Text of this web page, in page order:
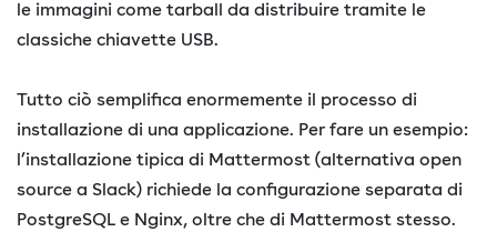
le immagini come tarball da distribuire tramite le
classiche chiavette USB.
Tutto ciò semplifica enormemente il processo di
installazione di una applicazione. Per fare un esempio:
l’installazione tipica di Mattermost (alternativa open
source a Slack) richiede la configurazione separata di
PostgreSQL e Nginx, oltre che di Mattermost stesso.